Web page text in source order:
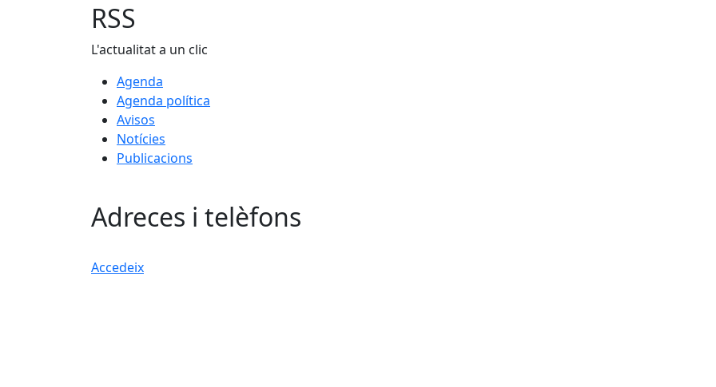
RSS
L'actualitat a un clic
Agenda
Agenda política
Avisos
Notícies
Publicacions
Adreces i telèfons
Accedeix